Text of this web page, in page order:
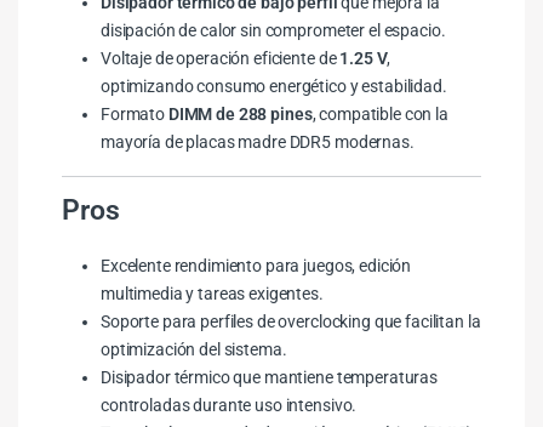
disipación de calor sin comprometer el espacio.
Voltaje de operación eficiente de1.25 V,
optimizando consumo energético y estabilidad.
Formato DIMM de 288 pines, compatible con la
mayoría de placas madre DDR5 modernas.
Pros
Excelente rendimiento para juegos, edición
multimedia y tareas exigentes.
Soporte para perfiles de overclocking que facilitan la
optimización del sistema.
Disipador térmico que mantiene temperaturas
controladas durante uso intensivo.